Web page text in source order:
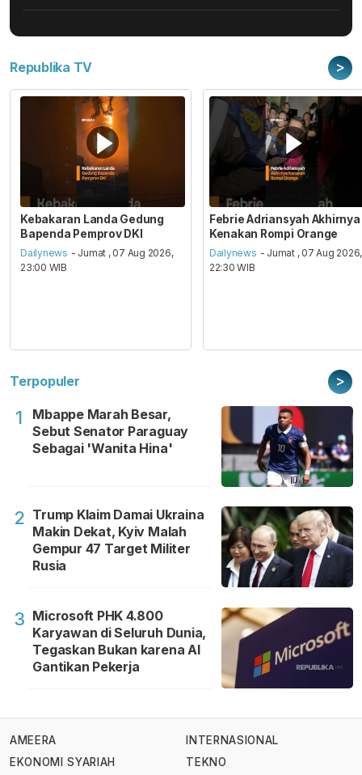
Republika TV >
Kebakaran Landa Gedung
Bapenda Pemprov DKI
Dailynews - Jumat , 07 Aug 2026,
23:00 WIB
Febrie Adriansyah Akhirnya
Kenakan Rompi Orange
Dailynews - Jumat , 07 Aug 2026,
22:30 WIB
Terpopuler >
1
Mbappe Marah Besar,
Sebut Senator Paraguay
Sebagai 'Wanita Hina'
2 Trump Klaim Damai Ukraina
Makin Dekat, Kyiv Malah
Gempur 47 Target Militer
Rusia
3 Microsoft PHK 4.800
Karyawan di Seluruh Dunia,
Tegaskan Bukan karena AI
Gantikan Pekerja
AMEERA
EKONOMI SYARIAH
INTERNASIONAL
TEKNO